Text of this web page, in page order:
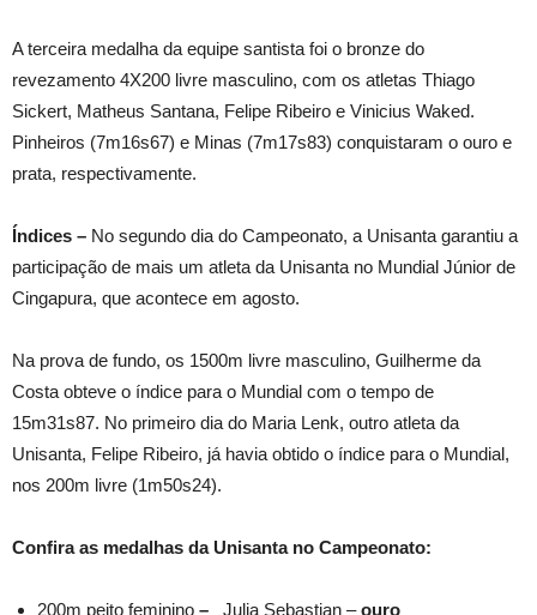
A terceira medalha da equipe santista foi o bronze do
revezamento 4X200 livre masculino, com os atletas Thiago
Sickert, Matheus Santana, Felipe Ribeiro e Vinicius Waked.
Pinheiros (7m16s67) e Minas (7m17s83) conquistaram o ouro e
prata, respectivamente.
Índices – No segundo dia do Campeonato, a Unisanta garantiu a
participação de mais um atleta da Unisanta no Mundial Júnior de
Cingapura, que acontece em agosto.
Na prova de fundo, os 1500m livre masculino, Guilherme da
Costa obteve o índice para o Mundial com o tempo de
15m31s87. No primeiro dia do Maria Lenk, outro atleta da
Unisanta, Felipe Ribeiro, já havia obtido o índice para o Mundial,
nos 200m livre (1m50s24).
Confira as medalhas da Unisanta no Campeonato:
200m peito feminino – Julia Sebastian –ouro